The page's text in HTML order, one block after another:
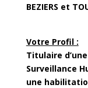
BEZIERS et
Votre Profil :
Titulaire
Surveillance
une